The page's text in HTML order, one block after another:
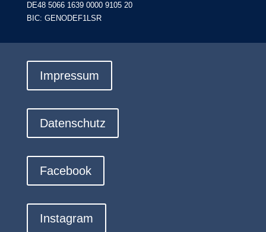
DE48 5066 1639 0000 9105 20
BIC: GENODEF1LSR
Impressum
Datenschutz
Facebook
Instagram